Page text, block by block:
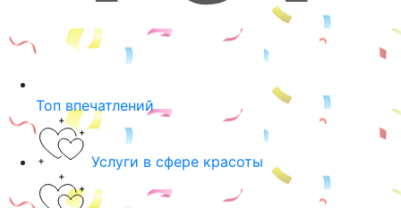
Топ впечатлений
Услуги в сфере красоты